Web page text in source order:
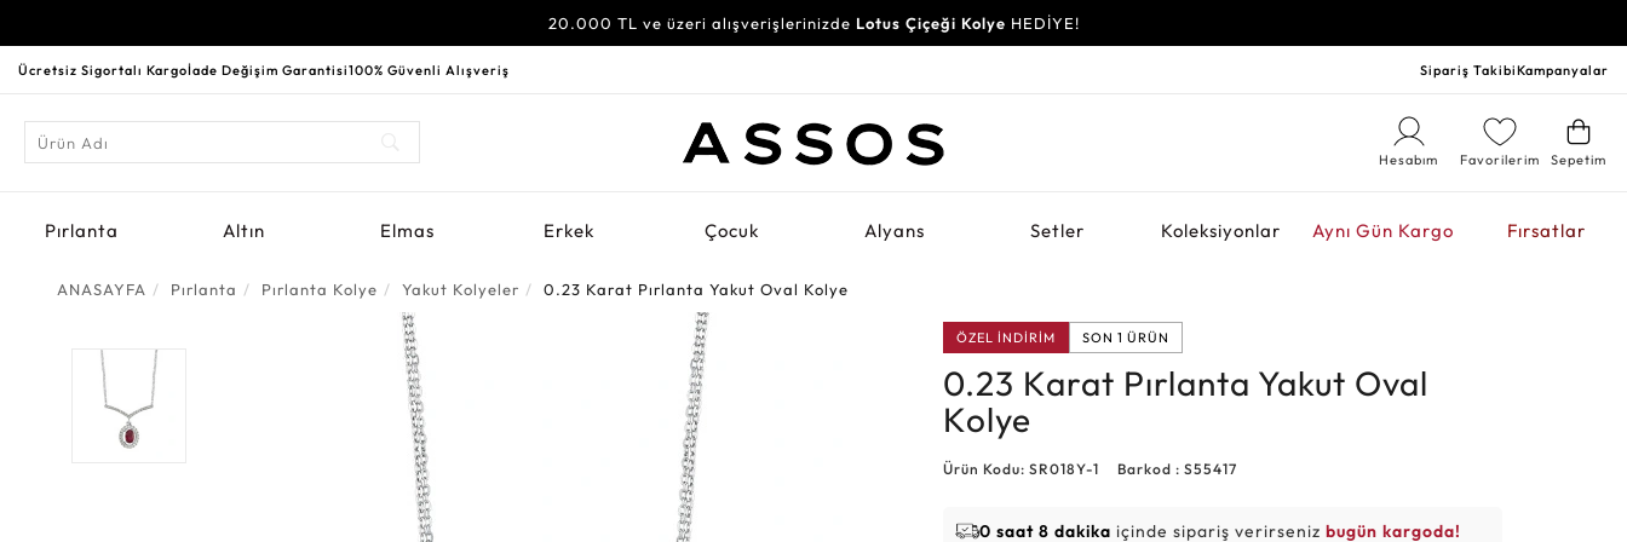
20.000 TL ve üzeri alışverişlerinizde Lotus Çiçeği Kolye HEDİYE!
Ücretsiz Sigortalı Kargoİade Değişim Garantisi100% Güvenli Alışveriş Sipariş TakibiKampanyalar
Sepetim
Favorilerim
Hesabım
Pırlanta Altın Elmas Erkek Çocuk Alyans Setler Koleksiyonlar Aynı Gün Kargo Fırsatlar
ANASAYFA Pırlanta Pırlanta Kolye Yakut Kolyeler 0.23 Karat Pırlanta Yakut Oval Kolye
ÖZEL İNDİRİM SON 1 ÜRÜN
0.23 Karat Pırlanta Yakut Oval
Kolye
Ürün Kodu: SR018Y-1 Barkod : S55417
0 saat 8 dakika içinde sipariş verirsenizbugün kargoda!